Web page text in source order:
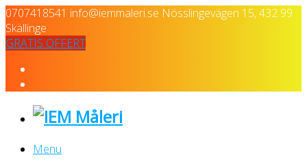
0707418541 info@iemmaleri.se Nösslingevägen 15, 432 99
Skällinge
GRATIS OFFERT
Menu